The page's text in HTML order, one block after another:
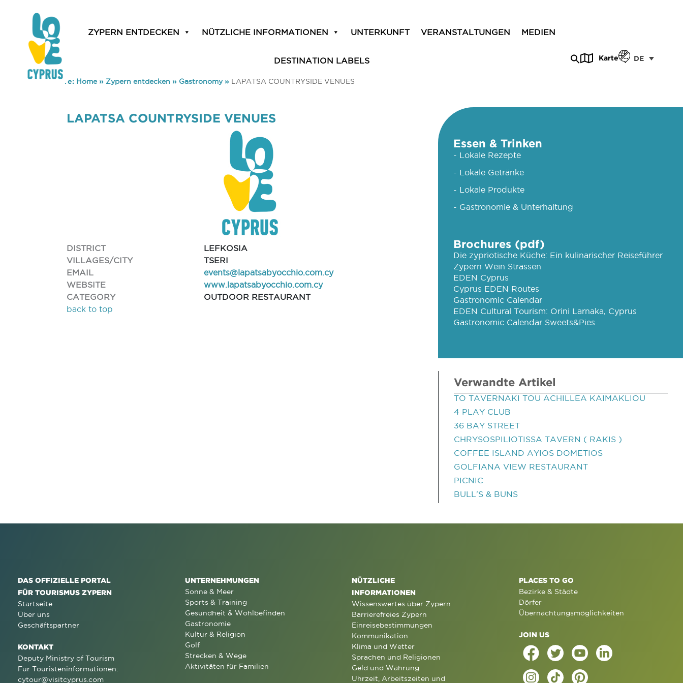
ZYPERN ENTDECKEN NÜTZLICHE INFORMATIONEN UNTERKUNFT VERANSTALTUNGEN MEDIEN
DESTINATION LABELS Karte DE
You are here: Home» Zypern entdecken » Gastronomy» LAPATSA COUNTRYSIDE VENUES
LAPATSA COUNTRYSIDE VENUES
DISTRICT
LEFKOSIA
VILLAGES/CITY
TSERI
EMAIL
events@lapatsabyocchio.com.cy
WEBSITE
www.lapatsabyocchio.com.cy
CATEGORY
OUTDOOR RESTAURANT
back to top
Essen & Trinken
- Lokale Rezepte
- Lokale Getränke
- Lokale Produkte
- Gastronomie & Unterhaltung
Brochures (pdf)
Die zypriotische Küche: Ein kulinarischer Reiseführer
Zypern Wein Strassen
EDEN Cyprus
Cyprus EDEN Routes
Gastronomic Calendar
EDEN Cultural Tourism: Orini Larnaka, Cyprus
Gastronomic Calendar Sweets&Pies
Verwandte Artikel
TO TAVERNAKI TOU ACHILLEA KAIMAKLIOU
4 PLAY CLUB
36 BAY STREET
CHRYSOSPILIOTISSA TAVERN ( RAKIS )
COFFEE ISLAND AYIOS DOMETIOS
GOLFIANA VIEW RESTAURANT
PICNIC
BULL'S & BUNS
DAS OFFIZIELLE PORTAL
FÜR TOURISMUS ZYPERN
Startseite
Über uns
Geschäftspartner
KONTAKT
Deputy Ministry of Tourism
Für Touristeninformationen:
cytour@visitcyprus.com
UNTERNEHMUNGEN
Sonne & Meer
Sports & Training
Gesundheit & Wohlbefinden
Gastronomie
Kultur & Religion
Golf
Strecken & Wege
Aktivitäten für Familien
NÜTZLICHE
INFORMATIONEN
Wissenswertes über Zypern
Barrierefreies Zypern
Einreisebestimmungen
Kommunikation
Klima und Wetter
Sprachen und Religionen
Geld und Währung
Uhrzeit, Arbeitszeiten und
PLACES TO GO
Bezirke & Städte
Dörfer
Übernachtungsmöglichkeiten
JOIN US